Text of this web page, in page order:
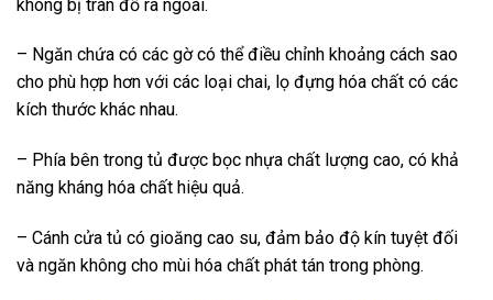
không bị tràn đổ ra ngoài.
– Ngăn chứa có các gờ có thể điều chỉnh khoảng cách sao
cho phù hợp hơn với các loại chai, lọ đựng hóa chất có các
kích thước khác nhau.
– Phía bên trong tủ được bọc nhựa chất lượng cao, có khả
năng kháng hóa chất hiệu quả.
– Cánh cửa tủ có gioăng cao su, đảm bảo độ kín tuyệt đối
và ngăn không cho mùi hóa chất phát tán trong phòng.